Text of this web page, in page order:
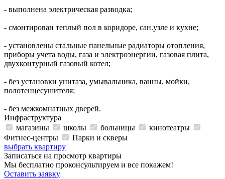
- выполнена электрическая разводка;
- смонтирован теплый пол в коридоре, сан.узле и кухне;
- установлены стальные панельные радиаторы отопления,
приборы учета воды, газа и электроэнергии, газовая плита,
двухконтурный газовый котел;
- без установки унитаза, умывальника, ванны, мойки,
полотенцесушителя;
- без межкомнатных дверей.
Инфраструктура
магазины
школы больницы
кинотеатры
Фитнес-центры
Парки и скверы
выбрать квартиру
Записаться на просмотр квартиры
Мы бесплатно проконсультируем и все покажем!
Оставить заявку